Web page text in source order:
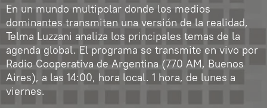
En un mundo multipolar donde los medios
dominantes transmiten una versión de la realidad,
Telma Luzzani analiza los principales temas de la
agenda global. El programa se transmite en vivo por
Radio Cooperativa de Argentina (770 AM, Buenos
Aires), a las 14:00, hora local. 1 hora, de lunes a
viernes.